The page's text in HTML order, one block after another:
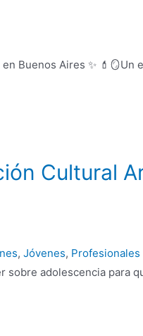
Buenos Aires ✨
Cultural
, Jóvenes, Profesionales
sobre adolescencia para